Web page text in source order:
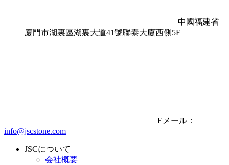
中國福建省
廈門市湖裏區湖裏大道41號聯泰大廈西側5F
Eメール：
info@jscstone.com
JSCについて
会社概要